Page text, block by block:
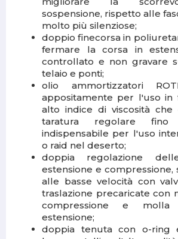
sospensione, rispetto alle
molto più silenziose;
doppio finecorsa in
fermare la corsa in
controllato e non gravare
telaio e ponti;
olio ammortizzatori
appositamente per l'uso in
alto indice di viscosità che
taratura regolare
indispensabile per l'uso
o raid nel deserto;
doppia regolazione
estensione e compressione,
alle basse velocità con
traslazione precaricate con
compressione e
estensione;
doppia tenuta con o-ring